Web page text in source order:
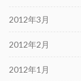
2012年3月
2012年2月
2012年1月